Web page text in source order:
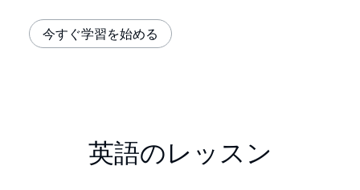
今すぐ学習を始める
英語のレッスン